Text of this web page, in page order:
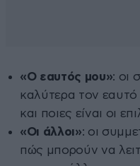
«Ο εαυτός μου»: οι
καλύτερα τον εαυτό
και ποιες είναι οι
«Οι άλλοι»: οι
πώς μπορούν να